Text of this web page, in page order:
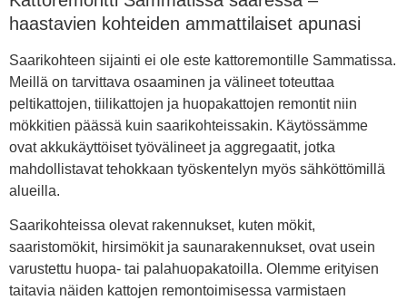
haastavien kohteiden ammattilaiset apunasi
Saarikohteen sijainti ei ole este kattoremontille Sammatissa.
Meillä on tarvittava osaaminen ja välineet toteuttaa
peltikattojen, tiilikattojen ja huopakattojen remontit niin
mökkitien päässä kuin saarikohteissakin. Käytössämme
ovat akkukäyttöiset työvälineet ja aggregaatit, jotka
mahdollistavat tehokkaan työskentelyn myös sähköttömillä
alueilla.
Saarikohteissa olevat rakennukset, kuten mökit,
saaristomökit, hirsimökit ja saunarakennukset, ovat usein
varustettu huopa- tai palahuopakatoilla. Olemme erityisen
taitavia näiden kattojen remontoimisessa varmistaen